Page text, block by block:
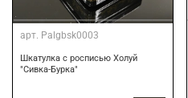
арт. Palgbsk0003
Шкатулка с росписью Холуй
"Сивка-Бурка"